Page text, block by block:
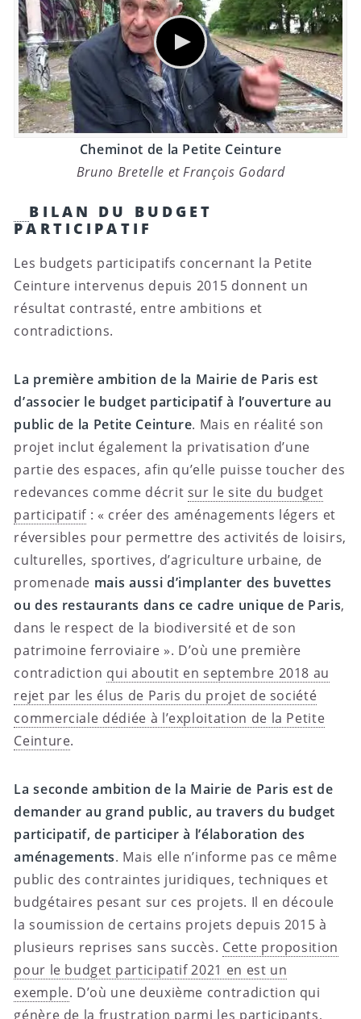
Cheminot de la Petite Ceinture
Bruno Bretelle et François Godard
BILAN DU BUDGET
PARTICIPATIF
Les budgets participatifs concernant la Petite
Ceinture intervenus depuis 2015 donnent un
résultat contrasté, entre ambitions et
contradictions.
La première ambition de la Mairie de Paris est
d’associer le budget participatif à l’ouverture au
public de la Petite Ceinture. Mais en réalité son
projet inclut également la privatisation d’une
partie des espaces, afin qu’elle puisse toucher des
redevances comme décrit sur le site du budget
participatif : « créer des aménagements légers et
réversibles pour permettre des activités de loisirs,
culturelles, sportives, d’agriculture urbaine, de
promenade mais aussi d’implanter des buvettes
ou des restaurants dans ce cadre unique de Paris,
dans le respect de la biodiversité et de son
patrimoine ferroviaire ». D’où une première
contradiction qui aboutit en septembre 2018 au
rejet par les élus de Paris du projet de société
commerciale dédiée à l’exploitation de la Petite
Ceinture.
La seconde ambition de la Mairie de Paris est de
demander au grand public, au travers du budget
participatif, de participer à l’élaboration des
aménagements. Mais elle n’informe pas ce même
public des contraintes juridiques, techniques et
budgétaires pesant sur ces projets. Il en découle
la soumission de certains projets depuis 2015 à
plusieurs reprises sans succès. Cette proposition
pour le budget participatif 2021 en est un
exemple. D’où une deuxième contradiction qui
génère de la frustration parmi les participants,